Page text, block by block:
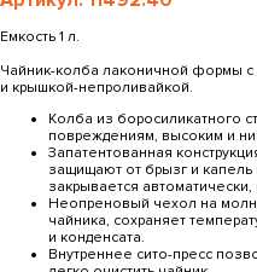
Емкость 1 л.
Чайник-колба лаконичной формы
и крышкой-непроливайкой.
Колба из боросиликатного
повреждениям, высоким и
Запатентованная
защищают от брызг и капель
закрывается
Неопреновый чехол на
чайника, сохраняет
и конденсата.
Внутреннее сито-пресс